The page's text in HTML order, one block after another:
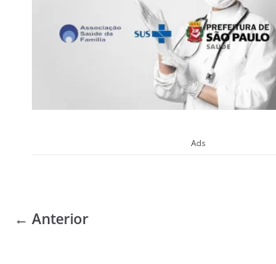
Ads
← Anterior